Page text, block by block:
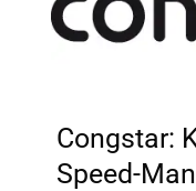
Congstar:
Speed-